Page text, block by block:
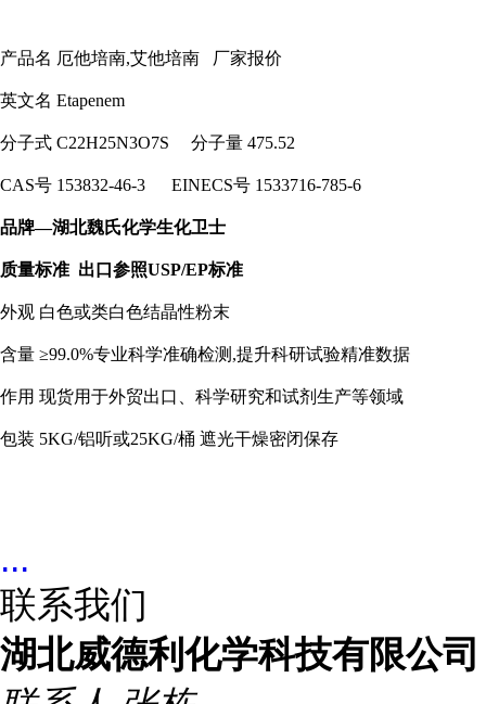
产品名 厄他培南,艾他培南 厂家报价
英文名 Etapenem
分子式 C22H25N3O7S 分子量 475.52
CAS号 153832-46-3 EINECS号 1533716-785-6
品牌—湖北魏氏化学生化卫士
质量标准 出口参照USP/EP标准
外观 白色或类白色结晶性粉末
含量 ≥99.0%专业科学准确检测,提升科研试验精准数据
作用 现货用于外贸出口、科学研究和试剂生产等领域
包装 5KG/铝听或25KG/桶 遮光干燥密闭保存
...
联系我们
湖北威德利化学科技有限公司